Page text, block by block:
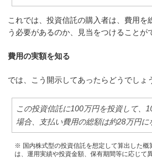
これでは、投資信託の購入者は、費用を
う必要があるのか、見当をつけることが
費用の実額を知る
では、こう開示してあったらどうでしょ
この投資信託に100万円を投資して、
場合、支払い費用の総額は約28万円に
※ 国内株式型の投資信託を想定して算出した概
は、運用実績や投資金額、保有期間等に応じて